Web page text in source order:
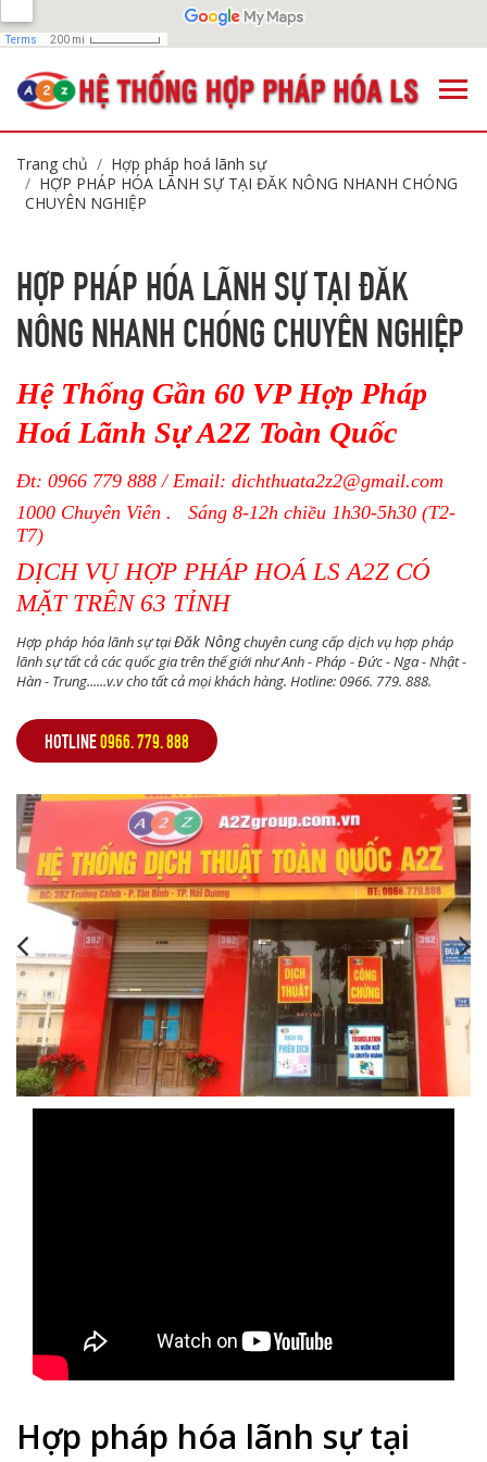
Trang chủ
Hợp pháp hoá lãnh sự
HỢP PHÁP HÓA LÃNH SỰ TẠI ĐĂK NÔNG NHANH CHÓNG
CHUYÊN NGHIỆP
HỢP PHÁP HÓA LÃNH SỰ TẠI ĐĂK
NÔNG NHANH CHÓNG CHUYÊN NGHIỆP
Hệ Thống Gần 60 VP Hợp Pháp
Hoá Lãnh Sự A2Z Toàn Quốc
Đt: 0966 779 888 / Email: dichthuata2z2@gmail.com
1000 Chuyên Viên . Sáng 8-12h chiều 1h30-5h30 (T2-
T7)
DỊCH VỤ HỢP PHÁP HOÁ LS A2Z CÓ
MẶT TRÊN 63 TỈNH
Hợp pháp hóa lãnh sự tạiĐăk Nôngchuyên cung cấp dịch vụ hợp pháp
lãnh sự tất cả các quốc gia trên thế giới như Anh - Pháp - Đức - Nga - Nhật -
Hàn - Trung......v.v cho tất cả mọi khách hàng. Hotline: 0966. 779. 888.
HOTLINE0966. 779. 888
,,,,,,,
Hợp pháp hóa lãnh sự tại